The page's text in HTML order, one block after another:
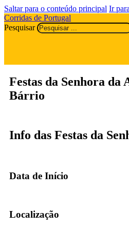
Saltar para o conteúdo principal Ir
Corridas de Portugal
Pesquisar
Festas da Senhora da
Bárrio
Info das Festas da
Data de Início
Localização